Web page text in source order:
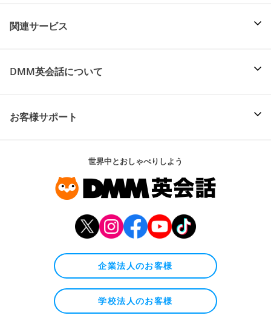
関連サービス
DMM英会話について
お客様サポート
世界中とおしゃべりしよう
企業法人のお客様
学校法人のお客様